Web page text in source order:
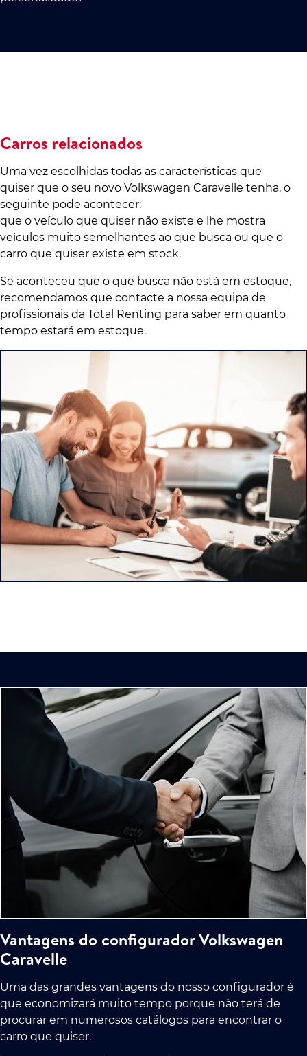
Carros relacionados
Uma vez escolhidas todas as características que
quiser que o seu novo Volkswagen Caravelle tenha, o
seguinte pode acontecer:
que o veículo que quiser não existe e lhe mostra
veículos muito semelhantes ao que busca ou que o
carro que quiser existe em stock.
Se aconteceu que o que busca não está em estoque,
recomendamos que contacte a nossa equipa de
profissionais da Total Renting para saber em quanto
tempo estará em estoque.
Vantagens do configurador Volkswagen
Caravelle
Uma das grandes vantagens do nosso configurador é
que economizará muito tempo porque não terá de
procurar em numerosos catálogos para encontrar o
carro que quiser.